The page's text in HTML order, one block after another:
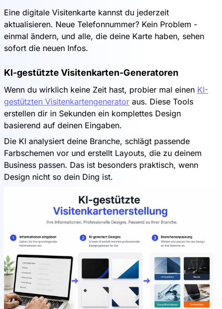
Eine digitale Visitenkarte kannst du jederzeit
aktualisieren. Neue Telefonnummer? Kein Problem -
einmal ändern, und alle, die deine Karte haben, sehen
sofort die neuen Infos.
KI-gestützte Visitenkarten-Generatoren
Wenn du wirklich keine Zeit hast, probier mal einen KI-
gestützten Visitenkartengenerator aus. Diese Tools
erstellen dir in Sekunden ein komplettes Design
basierend auf deinen Eingaben.
Die KI analysiert deine Branche, schlägt passende
Farbschemen vor und erstellt Layouts, die zu deinem
Business passen. Das ist besonders praktisch, wenn
Design nicht so dein Ding ist.